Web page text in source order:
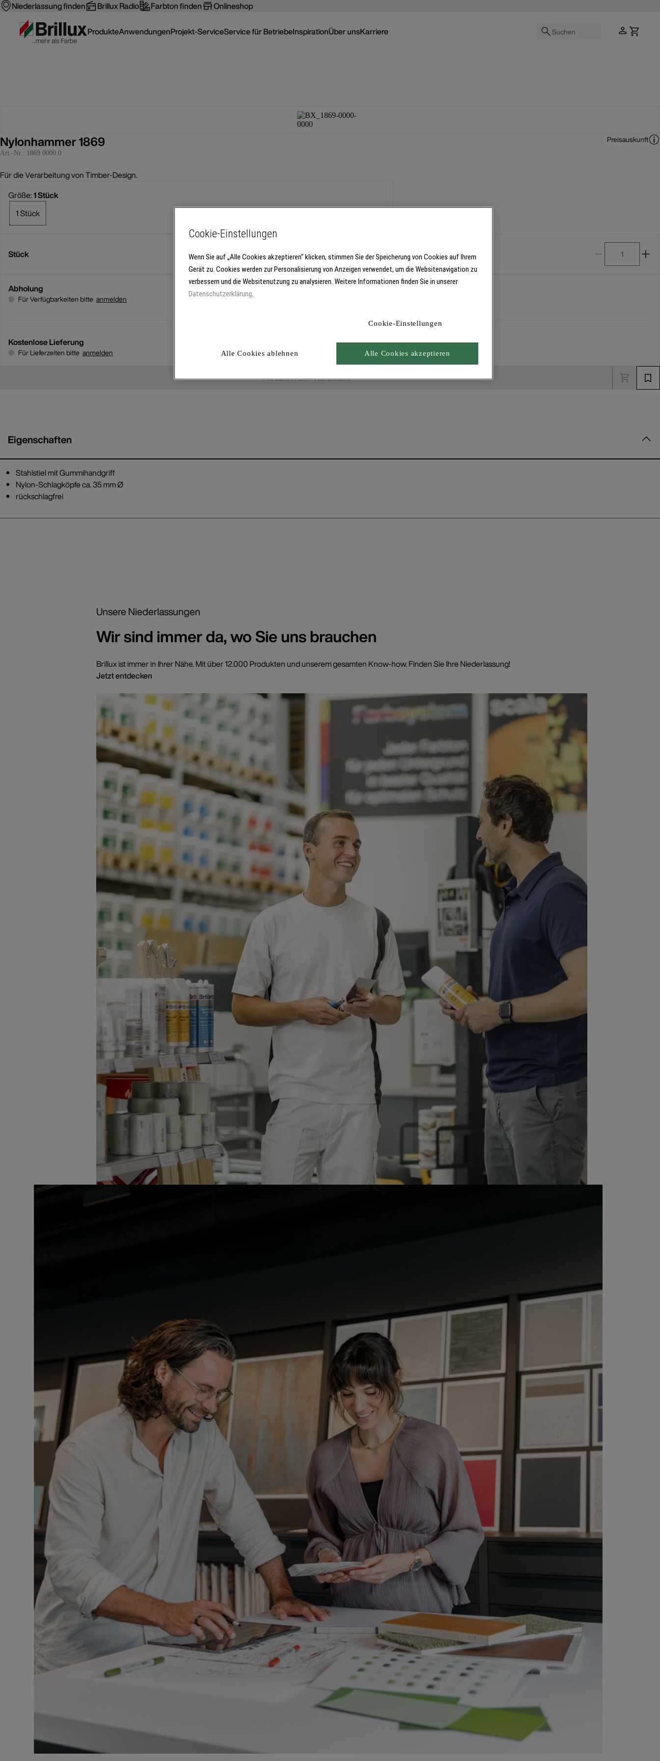
Niederlassung finden Brillux Radio Farbton finden Onlineshop
Suchen
ProdukteAnwendungenProjekt-ServiceService für BetriebeInspirationÜber unsKarriere
Nylonhammer 1869
Art.-Nr.: 1869.0000.0
Preisauskunft
Für die Verarbeitung von Timber-Design.
Größe:1 Stück
1 Stück
Stück
Abholung
Für Verfügbarkeiten bitte anmelden
Kostenlose Lieferung
Für Lieferzeiten bitte anmelden
Produkt in den Warenkorb
Eigenschaften
Stahlstiel mit Gummihandgriff
Nylon-Schlagköpfe ca. 35 mm Ø
rückschlagfrei
Unsere Niederlassungen
Wir sind immer da, wo Sie uns brauchen
Brillux ist immer in Ihrer Nähe. Mit über 12.000 Produkten und unserem gesamten Know-how. Finden Sie Ihre Niederlassung!
Jetzt entdecken
Cookie-Einstellungen
Wenn Sie auf „Alle Cookies akzeptieren“ klicken, stimmen Sie der Speicherung von Cookies auf Ihrem
Gerät zu. Cookies werden zur Personalisierung von Anzeigen verwendet, um die Websitenavigation zu
verbessern und die Websitenutzung zu analysieren. Weitere Informationen finden Sie in unserer
Datenschutzerklärung
Cookie-Einstellungen
Alle Cookies ablehnen Alle Cookies akzeptieren